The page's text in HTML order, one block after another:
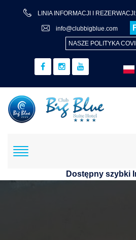
LINIA INFORMACJI I
info@clubbigblue.com
NASZE POLITYKA
Dostępny szybki